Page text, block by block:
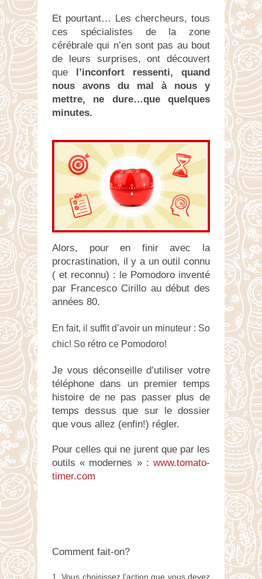
Et pourtant… Les chercheurs, tous
ces spécialistes de la zone
cérébrale qui n’en sont pas au bout
de leurs surprises, ont découvert
que
l’inconfort ressenti, quand
nous avons du mal à nous y
mettre, ne dure…que quelques
minutes.
Alors, pour en finir avec la
procrastination, il y a un outil connu
( et reconnu) : le Pomodoro inventé
par Francesco Cirillo au début des
années 80.
En fait, il suffit d’avoir un minuteur : So
chic! So rétro ce Pomodoro!
Je vous déconseille d’utiliser votre
téléphone dans un premier temps
histoire de ne pas passer plus de
temps dessus que sur le dossier
que vous allez (enfin!) régler.
Pour celles qui ne jurent que par les
outils « modernes » : www.tomato-
timer.com
Comment fait-on?
Vous choisissez l’action que vous devez